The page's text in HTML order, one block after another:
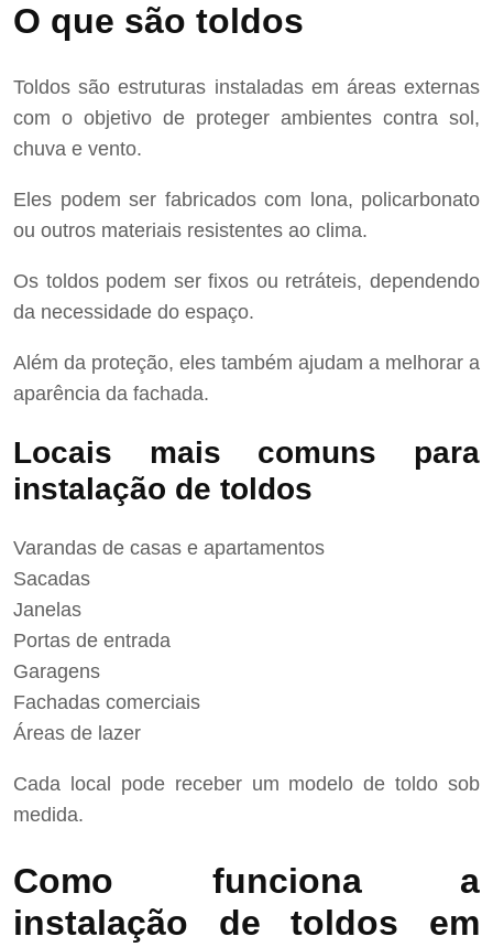
O que são toldos
Toldos são estruturas instaladas em áreas externas
com o objetivo de proteger ambientes contra sol,
chuva e vento.
Eles podem ser fabricados com lona, policarbonato
ou outros materiais resistentes ao clima.
Os toldos podem ser fixos ou retráteis, dependendo
da necessidade do espaço.
Além da proteção, eles também ajudam a melhorar a
aparência da fachada.
Locais mais comuns para
instalação de toldos
Varandas de casas e apartamentos
Sacadas
Janelas
Portas de entrada
Garagens
Fachadas comerciais
Áreas de lazer
Cada local pode receber um modelo de toldo sob
medida.
Como funciona a
instalação de toldos em